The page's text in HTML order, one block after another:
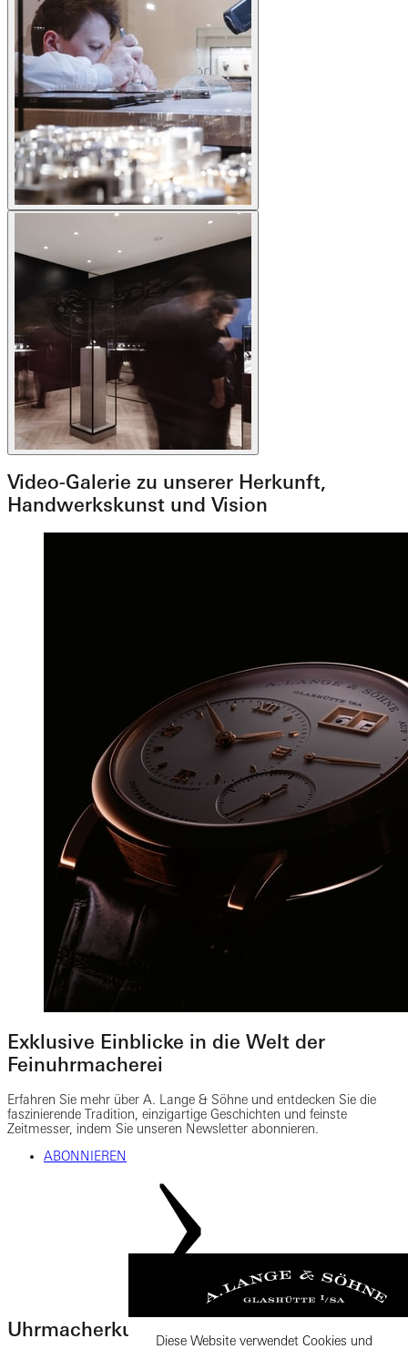
Video-Galerie zu unserer Herkunft,
Handwerkskunst und Vision
Exklusive Einblicke in die Welt der
Feinuhrmacherei
Erfahren Sie mehr über A. Lange & Söhne und entdecken Sie die
faszinierende Tradition, einzigartige Geschichten und feinste
Zeitmesser, indem Sie unseren Newsletter abonnieren.
ABONNIEREN
Uhrmacherkunst Diese Website verwendet Cookies und